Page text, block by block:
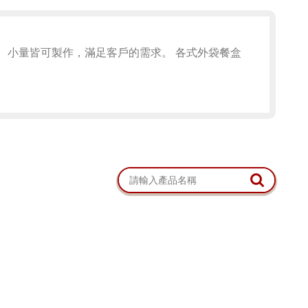
量皆可製作，滿足客戶的需求。 各式外袋餐盒